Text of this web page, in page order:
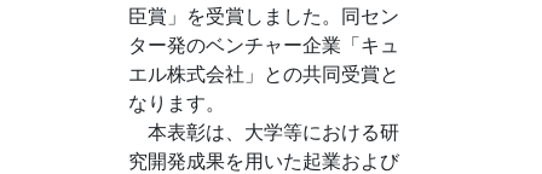
臣賞」を受賞しました。同セン
ター発のベンチャー企業「キュ
エル株式会社」との共同受賞と
なります。
本表彰は、大学等における研
究開発成果を用いた起業および